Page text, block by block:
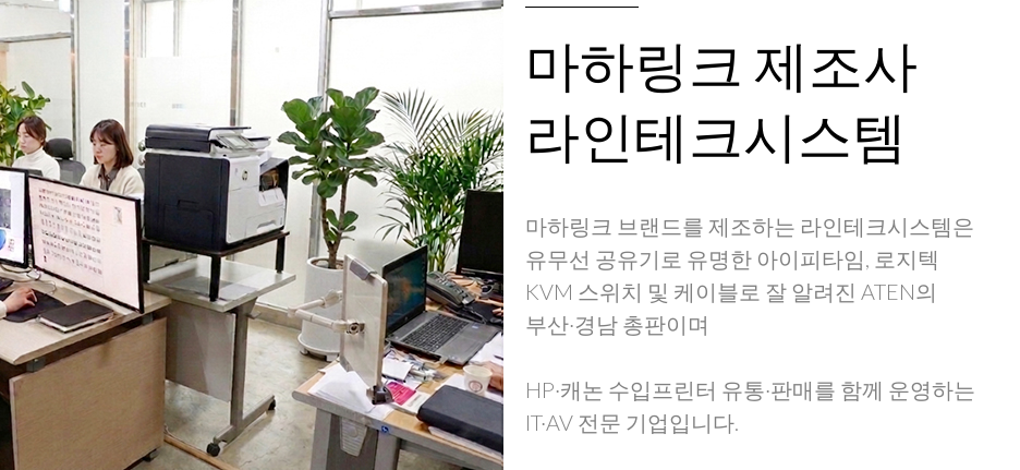
마하링크 제조사
라인테크시스템
마하링크 브랜드를 제조하는 라인테크시스템은
유무선 공유기로 유명한 아이피타임, 로지텍
KVM 스위치 및 케이블로 잘 알려진 ATEN의
부산·경남 총판이며
HP·캐논 수입프린터 유통·판매를 함께 운영하는
IT·AV 전문 기업입니다.